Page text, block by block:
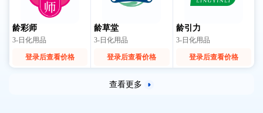
龄彩师
3-日化用品
登录后查看价格
龄草堂
3-日化用品
登录后查看价格
龄引力
3-日化用品
登录后查看价格
查看更多